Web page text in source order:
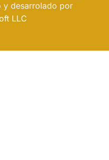
y desarrolado por